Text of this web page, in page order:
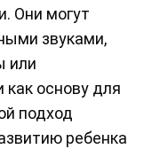
Они могут
звуками,
или
как основу для
подход
ребенка